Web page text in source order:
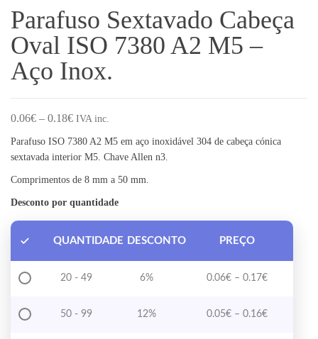
Parafuso Sextavado Cabeça
Oval ISO 7380 A2 M5 –
Aço Inox.
0.06€ – 0.18€Price range: 0.06€ through 0.18€
IVA inc.
Parafuso ISO 7380 A2 M5 em aço inoxidável 304 de cabeça cónica
sextavada interior M5. Chave Allen n3.
Comprimentos de 8 mm a 50 mm.
Desconto por quantidade
QUANTIDADE DESCONTO PREÇO
20 - 49 6% 0.06€ – 0.17€Price
50 - 99 12% 0.05€ – 0.16€Price